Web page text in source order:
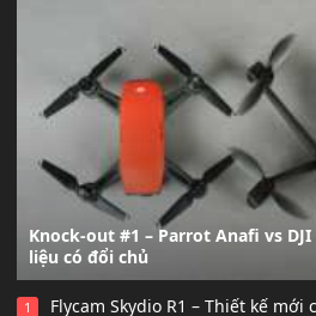
Knock-out #1 – Parrot Anafi vs DJI
liệu có đổi chủ
1 Flycam Skydio R1 – Thiết kế mới